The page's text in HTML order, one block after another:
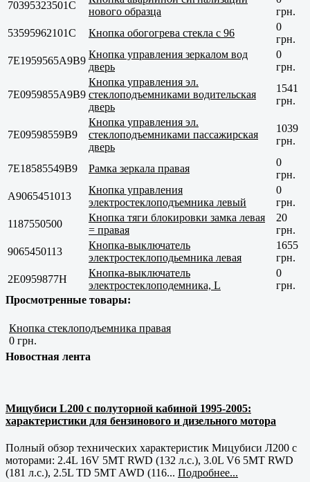
70395323501C
нового образца
грн.
53595962101C
Кнопка обогогрева стекла с 96
0
грн.
7E1959565A9B9
Кнопка управления зеркалом вод
дверь
0
грн.
7E0959855A9B9
Кнопка управления эл.
стеклоподъемниками водительская
дверь
1541
грн.
7E09598559B9
Кнопка управления эл.
стеклоподъемниками пассажирская
дверь
1039
грн.
7E18585549B9 Рамка зеркала правая
0
грн.
A9065451013
Кнопка управления
электростеклоподъемника левый
0
грн.
1187550500
Кнопка тяги блокировки замка левая
= правая
20
грн.
9065450113
Кнопка-выключатель
электростеклоподьемника левая
1655
грн.
2E0959877H
Кнопка-выключатель
электростеклоподемника, L
0
грн.
Просмотренные товары:
Кнопка стеклоподъемника правая
0 грн.
Новостная лента
Мицубиси L200 с полуторной кабиной 1995-2005:
характеристики для бензинового и дизельного мотора
Полный обзор технических характеристик Мицубиси Л200 с
моторами: 2.4L 16V 5MT RWD (132 л.с.), 3.0L V6 5MT RWD
(181 л.с.), 2.5L TD 5MT AWD (116... Подробнее...